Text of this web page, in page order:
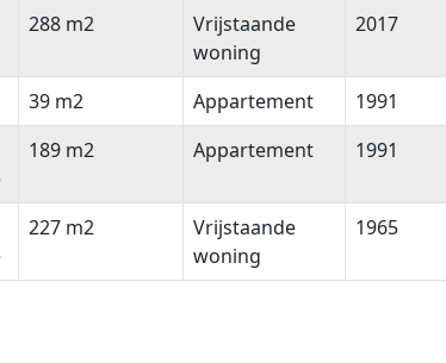
Oppervlakte Woningtype Bouwjaar
288 m2
Vrijstaande
woning
2017
39 m2 Appartement 1991
189 m2 Appartement 1991
227 m2
Vrijstaande
woning
1965